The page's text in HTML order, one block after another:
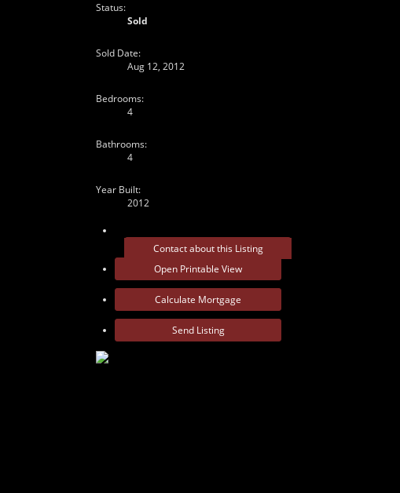
Status:
Sold
Sold Date:
Aug 12, 2012
Bedrooms:
4
Bathrooms:
4
Year Built:
2012
Contact about this Listing
Open Printable View
Calculate Mortgage
Send Listing